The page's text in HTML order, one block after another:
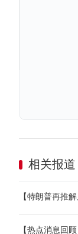
相关报道